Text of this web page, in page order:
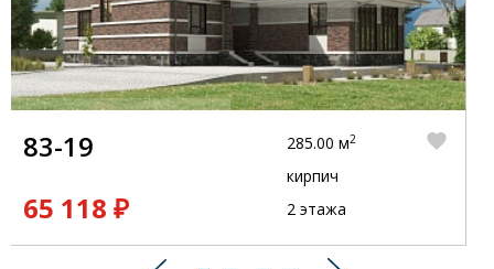
83-19
65 118 ₽
285.00 м2
кирпич
2 этажа